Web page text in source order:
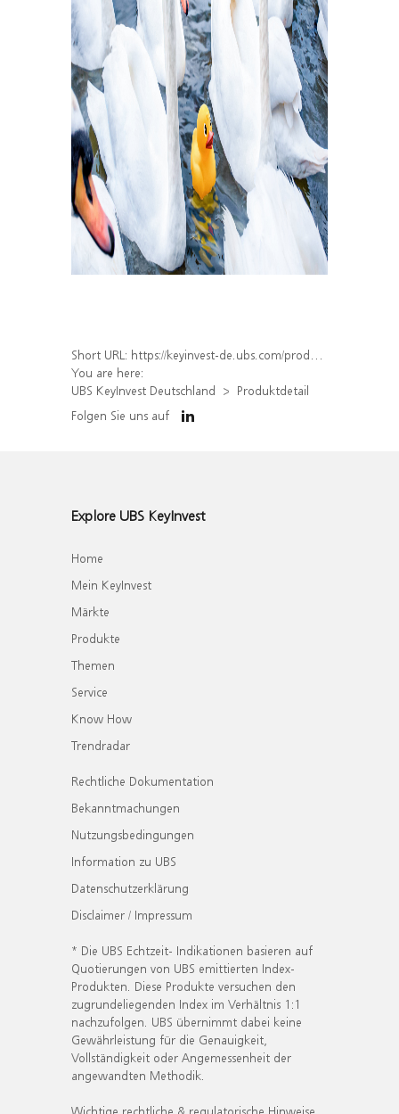
Short URL: https://keyinvest-de.ubs.com/produkt/detail/index/isin/DE000WA7S2H2
You are here:
UBS KeyInvest Deutschland
Produktdetail
Folgen Sie uns auf
Explore UBS KeyInvest
Home
Mein KeyInvest
Märkte
Produkte
Themen
Service
Know How
Trendradar
Rechtliche Dokumentation
Bekanntmachungen
Nutzungsbedingungen
Information zu UBS
Datenschutzerklärung
Disclaimer / Impressum
* Die UBS Echtzeit- Indikationen basieren auf
Quotierungen von UBS emittierten Index-
Produkten. Diese Produkte versuchen den
zugrundeliegenden Index im Verhältnis 1:1
nachzufolgen. UBS übernimmt dabei keine
Gewährleistung für die Genauigkeit,
Vollständigkeit oder Angemessenheit der
angewandten Methodik.